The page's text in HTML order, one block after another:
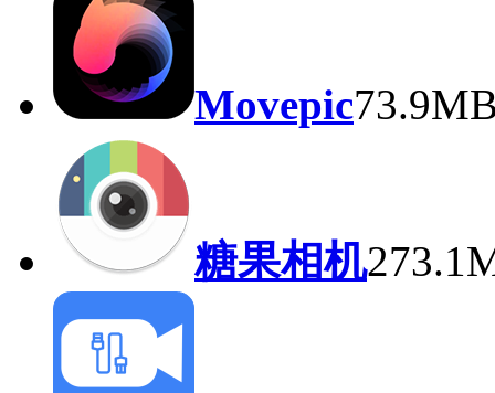
Movepic
糖果相机